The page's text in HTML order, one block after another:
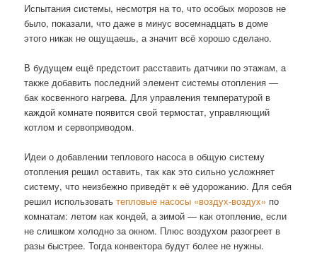
Испытания системы, несмотря на то, что особых морозов не
было, показали, что даже в минус восемнадцать в доме
этого никак не ощущаешь, а значит всё хорошо сделано.
В будущем ещё предстоит расставить датчики по этажам, а
также добавить последний элемент системы отопления —
бак косвенного нагрева. Для управления температурой в
каждой комнате появится свой термостат, управляющий
котлом и сервоприводом.
Идеи о добавлении теплового насоса в общую систему
отопления решил оставить, так как это сильно усложняет
систему, что неизбежно приведёт к её удорожанию. Для себя
решил использоватьтепловые насосы «воздух-воздух» по
комнатам: летом как кондей, а зимой — как отопление, если
не слишком холодно за окном. Плюс воздухом разогреет в
разы быстрее. Тогда конвектора будут более не нужны.